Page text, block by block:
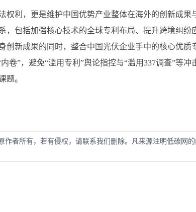
权利，更是维护中国优势产业整体在海外的创新成果
，包括加强核心技术的全球专利布局、提升跨境纠纷
新成果的同时，整合中国光伏企业手中的核心优质
”，避免“滥用专利”舆论指控与“滥用337调查”等冲
题。
者所有，若有侵权，请联系我们删除。凡来源注明低碳网的